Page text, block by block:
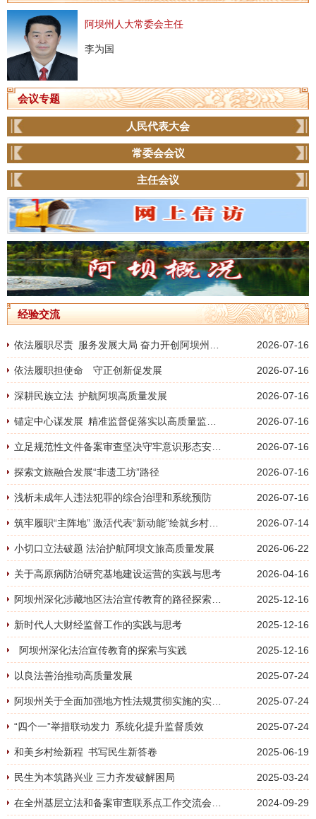
阿坝州人大常委会主任
李为国
会议专题
人民代表大会
常委会会议
主任会议
经验交流
2026-07-16
依法履职担使命 守正创新促发展 2026-07-16
深耕民族立法 护航阿坝高质量发展 2026-07-16
2026-07-16
2026-07-16
探索文旅融合发展“非遗工坊”路径 2026-07-16
浅析未成年人违法犯罪的综合治理和系统预防 2026-07-16
2026-07-14
小切口立法破题 法治护航阿坝文旅高质量发展 2026-06-22
关于高原病防治研究基地建设运营的实践与思考 2026-04-16
2025-12-16
新时代人大财经监督工作的实践与思考 2025-12-16
阿坝州深化法治宣传教育的探索与实践 2025-12-16
以良法善治推动高质量发展 2025-07-24
2025-07-24
“四个一”举措联动发力 系统化提升监督质效 2025-07-24
和美乡村绘新程 书写民生新答卷 2025-06-19
民生为本筑路兴业 三力齐发破解困局 2025-03-24
2024-09-29